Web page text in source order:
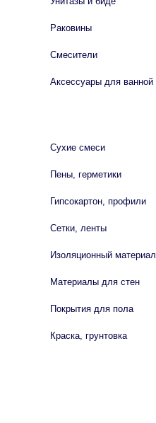
Раковины
Смесители
Аксессуары для ванной
Сухие смеси
Пены, герметики
Гипсокартон, профили
Сетки, ленты
Изоляционный материал
Материалы для стен
Покрытия для пола
Краска, грунтовка